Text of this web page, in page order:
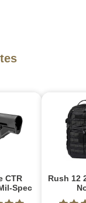
CTR
Spec
Rush 12